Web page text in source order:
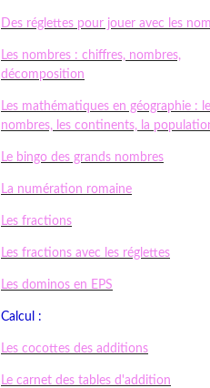
Des réglettes pour jouer avec les
Les nombres : chiffres, nombres,
décomposition
Les mathématiques en géographie :
nombres, les continents, la
Le bingo des grands nombres
La numération romaine
Les fractions
Les fractions avec les réglettes
Les dominos en EPS
Calcul :
Les cocottes des additions
Le carnet des tables d'addition